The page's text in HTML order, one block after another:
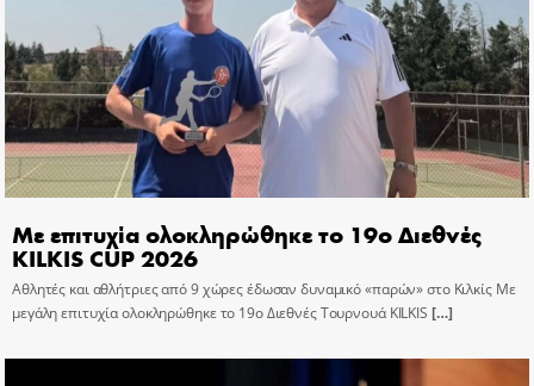
Με επιτυχία ολοκληρώθηκε το 19ο Διεθνές
KILKIS CUP 2026
Αθλητές και αθλήτριες από 9 χώρες έδωσαν δυναμικό «παρών» στο Κιλκίς Με
μεγάλη επιτυχία ολοκληρώθηκε το 19ο Διεθνές Τουρνουά KILKIS […]